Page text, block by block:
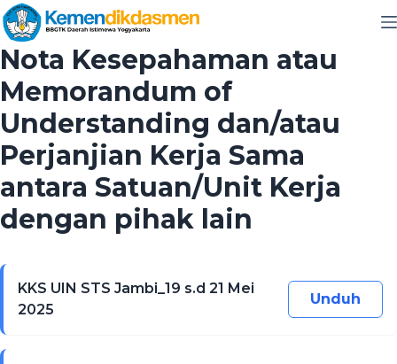
Nota Kesepahaman atau
Memorandum of
Understanding dan/atau
Perjanjian Kerja Sama
antara Satuan/Unit Kerja
dengan pihak lain
KKS UIN STS Jambi_19 s.d 21 Mei
2025
Unduh